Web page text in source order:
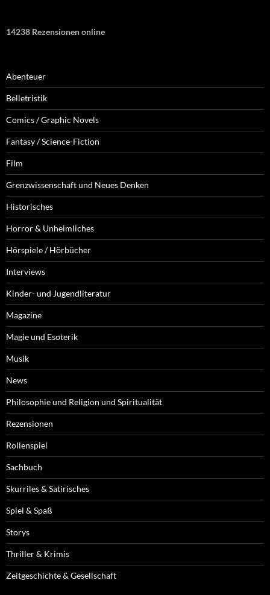
14238 Rezensionen online
Abenteuer
Belletristik
Comics / Graphic Novels
Fantasy / Science-Fiction
Film
Grenzwissenschaft und Neues Denken
Historisches
Horror & Unheimliches
Hörspiele / Hörbücher
Interviews
Kinder- und Jugendliteratur
Magazine
Magie und Esoterik
Musik
News
Philosophie und Religion und Spiritualität
Rezensionen
Rollenspiel
Sachbuch
Skurriles & Satirisches
Spiel & Spaß
Storys
Thriller & Krimis
Zeitgeschichte & Gesellschaft